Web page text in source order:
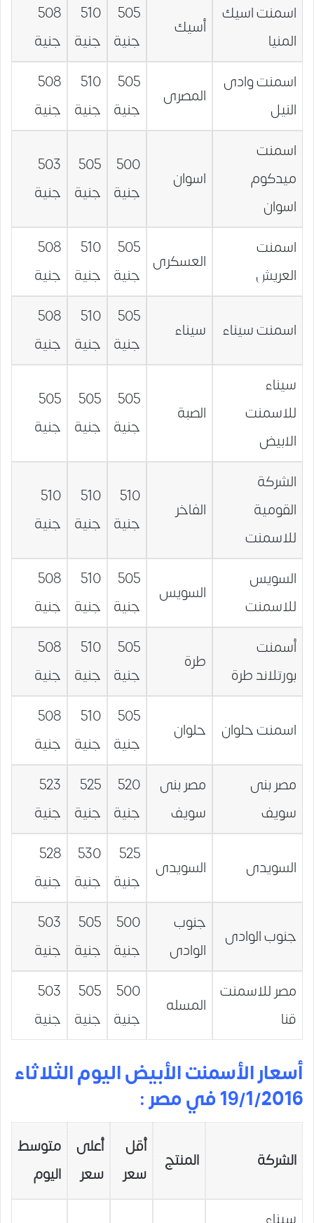
اسمنت اسيك
المنيا
أسيك
505
جنية
510
جنية
508
جنية
اسمنت وادى
النيل
المصرى
505
جنية
510
جنية
508
جنية
اسمنت
ميدكوم
اسوان
اسوان
500
جنية
505
جنية
503
جنية
اسمنت
العريش
العسكرى
505
جنية
510
جنية
508
جنية
اسمنت سيناء سيناء
505
جنية
510
جنية
508
جنية
سيناء
للاسمنت
الابيض
الصبة
505
جنية
505
جنية
505
جنية
الشركة
القومية
للاسمنت
الفاخر
510
جنية
510
جنية
510
جنية
السويس
للاسمنت
السويس
505
جنية
510
جنية
508
جنية
أسمنت
بورتلاند طرة
طرة
505
جنية
510
جنية
508
جنية
اسمنت حلوان حلوان
505
جنية
510
جنية
508
جنية
مصر بنى
سويف
مصر بنى
سويف
520
جنية
525
جنية
523
جنية
السويدى السويدى
525
جنية
530
جنية
528
جنية
جنوب الوادى
جنوب
الوادى
500
جنية
505
جنية
503
جنية
مصر للاسمنت
قنا
المسله
500
جنية
505
جنية
503
جنية
أسعار الأسمنت الأبيض اليوم الثلاثاء
19/1/2016 في مصر :
الشركة المنتج
أقل
سعر
أعلى
سعر
متوسط
اليوم